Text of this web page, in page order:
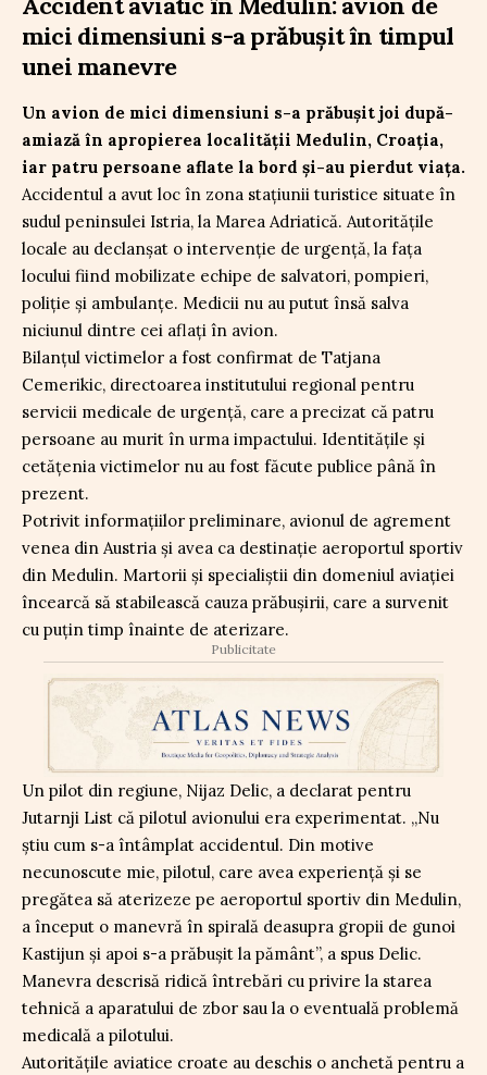
mici dimensiuni s-a prăbușit în timpul
unei manevre
Un avion de mici dimensiuni s-a prăbușit joi după-
amiază în apropierea localității Medulin, Croația,
iar patru persoane aflate la bord și-au pierdut viața.
Accidentul a avut loc în zona stațiunii turistice situate în
sudul peninsulei Istria, la Marea Adriatică. Autoritățile
locale au declanșat o intervenție de urgență, la fața
locului fiind mobilizate echipe de salvatori, pompieri,
poliție și ambulanțe. Medicii nu au putut însă salva
niciunul dintre cei aflați în avion.
Bilanțul victimelor a fost confirmat de Tatjana
Cemerikic, directoarea institutului regional pentru
servicii medicale de urgență, care a precizat că patru
persoane au murit în urma impactului. Identitățile și
cetățenia victimelor nu au fost făcute publice până în
prezent.
Potrivit informațiilor preliminare, avionul de agrement
venea din Austria și avea ca destinație aeroportul sportiv
din Medulin. Martorii și specialiștii din domeniul aviației
încearcă să stabilească cauza prăbușirii, care a survenit
cu puțin timp înainte de aterizare.
Publicitate
Un pilot din regiune, Nijaz Delic, a declarat pentru
Jutarnji List că pilotul avionului era experimentat. „Nu
știu cum s-a întâmplat accidentul. Din motive
necunoscute mie, pilotul, care avea experiență și se
pregătea să aterizeze pe aeroportul sportiv din Medulin,
a început o manevră în spirală deasupra gropii de gunoi
Kastijun și apoi s-a prăbușit la pământ”, a spus Delic.
Manevra descrisă ridică întrebări cu privire la starea
tehnică a aparatului de zbor sau la o eventuală problemă
medicală a pilotului.
Autoritățile aviatice croate au deschis o anchetă pentru a